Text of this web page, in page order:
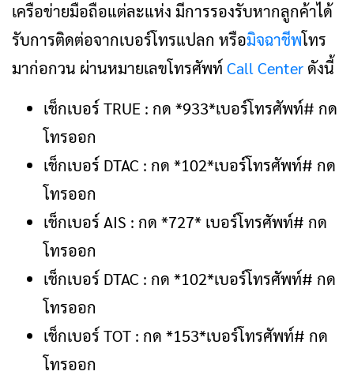
เครือข่ายมือถือแต่ละแห่ง มีการรองรับหากลูกค้าได้
รับการติดต่อจากเบอร์โทรแปลก หรือมิจฉาชีพโทร
มาก่อกวน ผ่านหมายเลขโทรศัพท์ Call Centerดังนี้
เช็กเบอร์ TRUE : กด *933*เบอร์โทรศัพท์# กด
โทรออก
เช็กเบอร์ DTAC : กด *102*เบอร์โทรศัพท์# กด
โทรออก
เช็กเบอร์ AIS : กด *727* เบอร์โทรศัพท์# กด
โทรออก
เช็กเบอร์ DTAC : กด *102*เบอร์โทรศัพท์# กด
โทรออก
เช็กเบอร์ TOT : กด *153*เบอร์โทรศัพท์# กด
โทรออก